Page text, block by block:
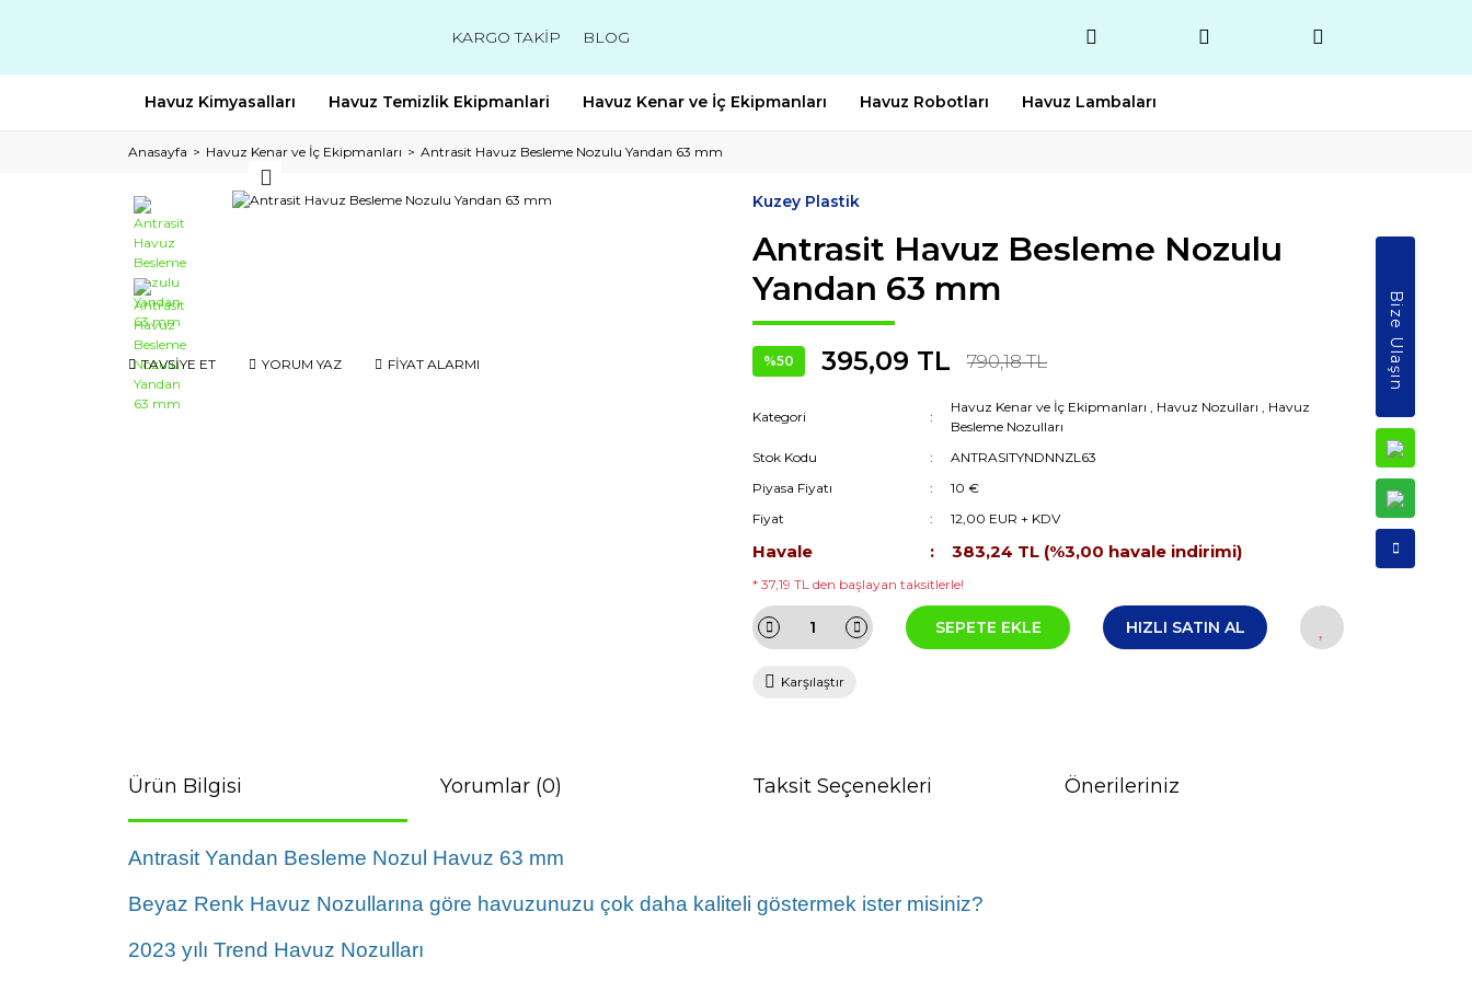
KARGO TAKİP BLOG
Havuz Kimyasalları Havuz Temizlik Ekipmanlari Havuz Kenar ve İç Ekipmanları Havuz Robotları Havuz Lambaları
Anasayfa Havuz Kenar ve İç Ekipmanları Antrasit Havuz Besleme Nozulu Yandan 63 mm
TAVSİYE ET YORUM YAZ FİYAT ALARMI
Kuzey Plastik
Antrasit Havuz Besleme Nozulu
Yandan 63 mm
%50 395,09 TL 790,18 TL
Kategori
Havuz Kenar ve İç Ekipmanları , Havuz Nozulları , Havuz
Besleme Nozulları
Stok Kodu
ANTRASITYNDNNZL63
Piyasa Fiyatı
10 €
Fiyat
12,00 EUR + KDV
Havale 383,24 TL (%3,00 havale indirimi)
* 37,19 TL den başlayan taksitlerle!
SEPETE EKLE HIZLI SATIN AL
Karşılaştır
Ürün Bilgisi Yorumlar (0) Taksit Seçenekleri Önerileriniz
Antrasit Yandan Besleme Nozul Havuz 63 mm
Beyaz Renk Havuz Nozullarına göre havuzunuzu çok daha kaliteli göstermek ister misiniz?
2023 yılı Trend Havuz Nozulları
Bize Ulaşın